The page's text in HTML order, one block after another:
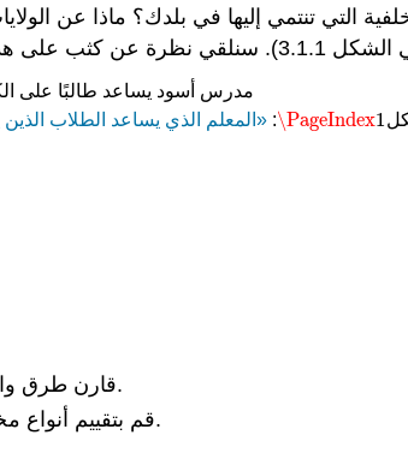
تنتمي إليها في بلدك؟ ماذا عن
\PageIndex1
\PageIndex1
: «المعلم الذي يساعد الطلاب
قارن طرق واستراتيجيات البحث واختر استراتيجية بحث فعالة لورقتك.
قم بتقييم أنواع مختلفة من المصادر وحدد المصادر التي ستعمل مع ورقتك.